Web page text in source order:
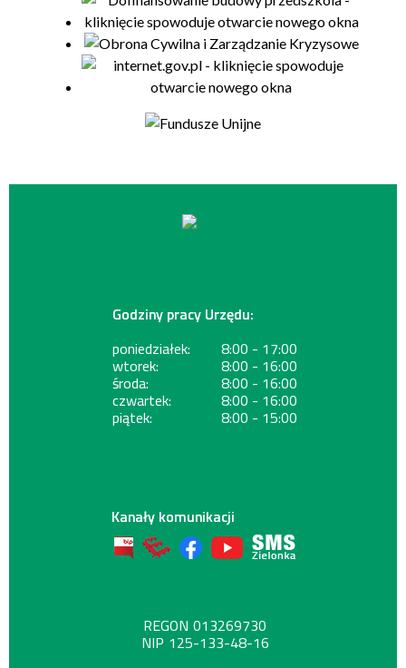
Godziny pracy Urzędu:
poniedziałek:
8:00 - 17:00
wtorek: 8:00 - 16:00
środa: 8:00 - 16:00
czwartek: 8:00 - 16:00
piątek: 8:00 - 15:00
Kanały komunikacji
REGON 013269730
NIP 125-133-48-16